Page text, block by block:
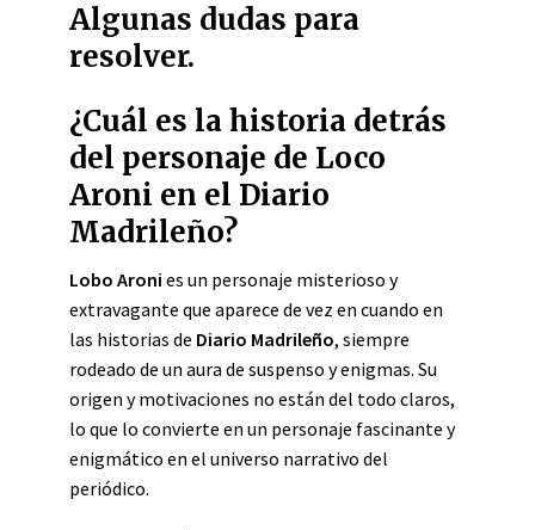
Algunas dudas para
resolver.
¿Cuál es la historia detrás
del personaje de Loco
Aroni en el Diario
Madrileño?
Lobo Aroni es un personaje misterioso y
extravagante que aparece de vez en cuando en
las historias de Diario Madrileño, siempre
rodeado de un aura de suspenso y enigmas. Su
origen y motivaciones no están del todo claros,
lo que lo convierte en un personaje fascinante y
enigmático en el universo narrativo del
periódico.